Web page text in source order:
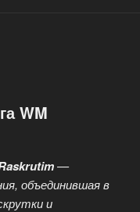
WM
—
объединившая в
и